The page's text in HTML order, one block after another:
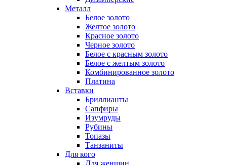
Металл
Белое золото
Желтое золото
Красное золото
Черное золото
Белое с красным золото
Белое с желтым золото
Комбинированное золото
Платина
Вставки
Бриллианты
Сапфиры
Изумруды
Рубины
Топазы
Танзаниты
Для кого
Для женщин